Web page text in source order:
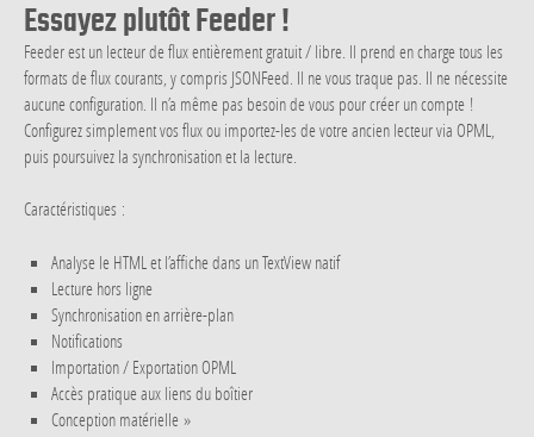
Essayez plutôt Feeder !
Feeder est un lecteur de flux entièrement gratuit / libre. Il prend en charge tous les
formats de flux courants, y compris JSONFeed. Il ne vous traque pas. Il ne nécessite
aucune configuration. Il n’a même pas besoin de vous pour créer un compte !
Configurez simplement vos flux ou importez-les de votre ancien lecteur via OPML,
puis poursuivez la synchronisation et la lecture.
Caractéristiques :
Analyse le HTML et l’affiche dans un TextView natif
Lecture hors ligne
Synchronisation en arrière-plan
Notifications
Importation / Exportation OPML
Accès pratique aux liens du boîtier
Conception matérielle »